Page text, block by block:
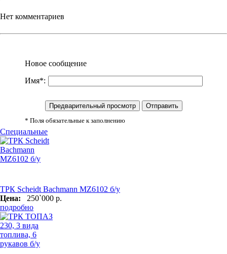
Нет комментариев
Новое сообщение
Имя*:
* Поля обязательные к заполнению
Специальные
ТРК Scheidt Bachmann MZ6102 б/у
Цена:
250`000 р.
подробно